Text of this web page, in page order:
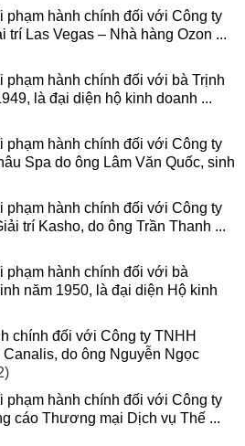
phạm hành chính đối với Công ty
trí Las Vegas – Nhà hàng Ozon ...
phạm hành chính đối với bà Trịnh
là đại diện hộ kinh doanh ...
phạm hành chính đối với Công ty
Spa do ông Lâm Văn Quốc, sinh
phạm hành chính đối với Công ty
trí Kasho, do ông Trần Thanh ...
phạm hành chính đối với bà
năm 1950, là đại diện Hộ kinh
chính đối với Công ty TNHH
do ông Nguyễn Ngọc
phạm hành chính đối với Công ty
cáo Thương mại Dịch vụ Thế ...